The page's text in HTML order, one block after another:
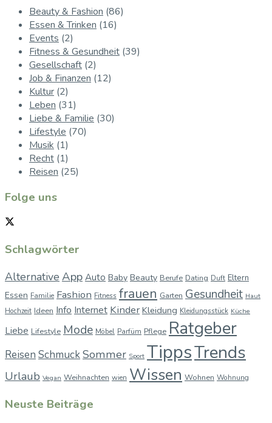
Beauty & Fashion (86)
Essen & Trinken (16)
Events (2)
Fitness & Gesundheit (39)
Gesellschaft (2)
Job & Finanzen (12)
Kultur (2)
Leben (31)
Liebe & Familie (30)
Lifestyle (70)
Musik (1)
Recht (1)
Reisen (25)
Folge uns
Schlagwörter
Alternative App Auto Baby Beauty Berufe Dating Duft Eltern
Essen Familie Fashion Fitness frauen Garten Gesundheit Haut
Hochzeit Ideen Info Internet Kinder Kleidung Kleidungsstück Küche
Liebe Lifestyle Mode Möbel Parfüm Pflege Ratgeber
Reisen SchmuckSommer Sport TippsTrends
Urlaub Vegan Weihnachten wien Wissen Wohnen Wohnung
Neuste Beiträge